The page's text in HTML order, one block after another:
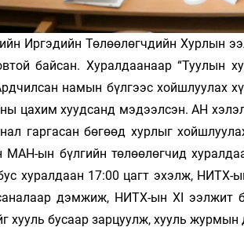
Иргэдийн Төлөөлөгчдийн Хурлын
байсан. Хуралдаанаар “Туулын
намын бүлгээс хойшлуулах
цахим хуудсанд мэдээлсэн. АН
гаргасан бөгөөд хурлыг
МАН-ын бүлгийн төлөөлөгчид
хуралдаан 17:00 цагт эхэлж, НИТХ-
дэмжиж, НИТХ-ын XI ээлжит
хууль бусаар зарцуулж, хууль